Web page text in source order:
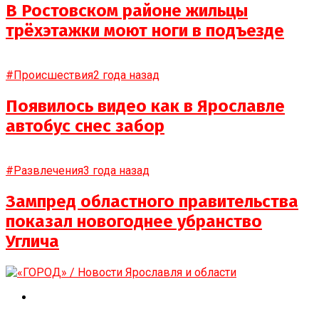
В Ростовском районе жильцы
трёхэтажки моют ноги в подъезде
#Происшествия2 года назад
Появилось видео как в Ярославле
автобус снес забор
#Развлечения3 года назад
Зампред областного правительства
показал новогоднее убранство
Углича